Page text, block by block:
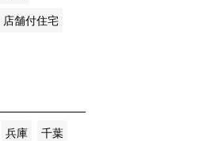
店舗付住宅
兵庫
千葉